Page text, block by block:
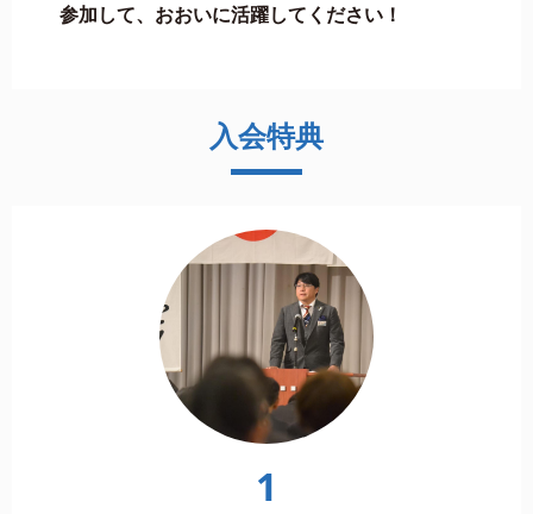
参加して、おおいに活躍してください！
入会特典
1